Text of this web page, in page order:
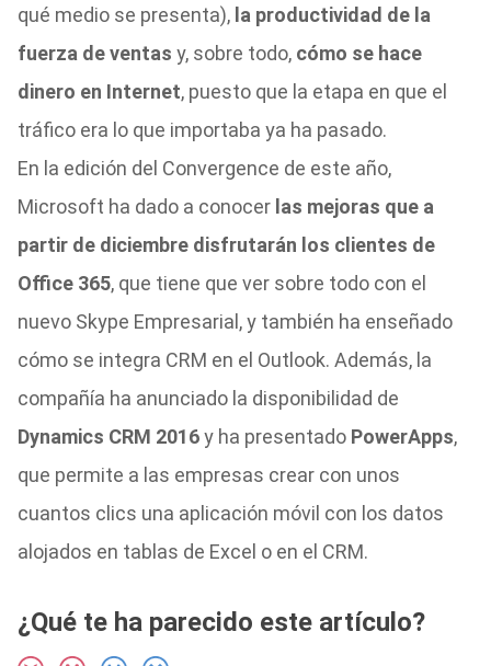
qué medio se presenta), la productividad de la
fuerza de ventas y, sobre todo, cómo se hace
dinero en Internet, puesto que la etapa en que el
tráfico era lo que importaba ya ha pasado.
En la edición del Convergence de este año,
Microsoft ha dado a conocer las mejoras que a
partir de diciembre disfrutarán los clientes de
Office 365, que tiene que ver sobre todo con el
nuevo Skype Empresarial, y también ha enseñado
cómo se integra CRM en el Outlook. Además, la
compañía ha anunciado la disponibilidad de
Dynamics CRM 2016y ha presentado PowerApps,
que permite a las empresas crear con unos
cuantos clics una aplicación móvil con los datos
alojados en tablas de Excel o en el CRM.
¿Qué te ha parecido este artículo?